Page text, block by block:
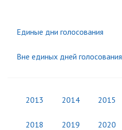
Единые дни голосования
Вне единых дней голосования
2013 2014 2015
2018 2019 2020